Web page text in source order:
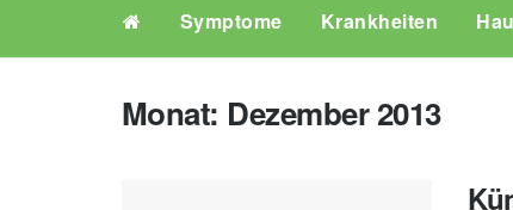
Symptome Krankheiten
Monat: Dezember 2013